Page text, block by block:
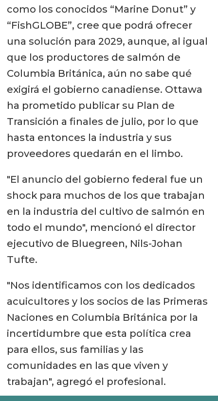
como los conocidos “Marine Donut” y
“FishGLOBE”, cree que podrá ofrecer
una solución para 2029, aunque, al igual
que los productores de salmón de
Columbia Británica, aún no sabe qué
exigirá el gobierno canadiense. Ottawa
ha prometido publicar su Plan de
Transición a finales de julio, por lo que
hasta entonces la industria y sus
proveedores quedarán en el limbo.
"El anuncio del gobierno federal fue un
shock para muchos de los que trabajan
en la industria del cultivo de salmón en
todo el mundo", mencionó el director
ejecutivo de Bluegreen, Nils-Johan
Tufte.
"Nos identificamos con los dedicados
acuicultores y los socios de las Primeras
Naciones en Columbia Británica por la
incertidumbre que esta política crea
para ellos, sus familias y las
comunidades en las que viven y
trabajan", agregó el profesional.